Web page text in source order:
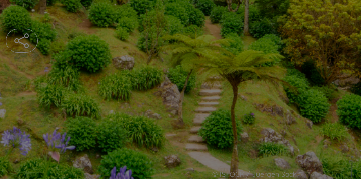
© ISTOCK / Juergen Sack